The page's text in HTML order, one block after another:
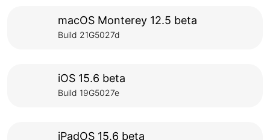
macOS Monterey 12.5 beta
Build 21G5027d
iOS 15.6 beta
Build 19G5027e
iPadOS 15.6 beta